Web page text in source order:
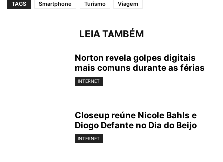
TAGS Smartphone Turismo Viagem
LEIA TAMBÉM
Norton revela golpes digitais
mais comuns durante as férias
INTERNET
Closeup reúne Nicole Bahls e
Diogo Defante no Dia do Beijo
INTERNET